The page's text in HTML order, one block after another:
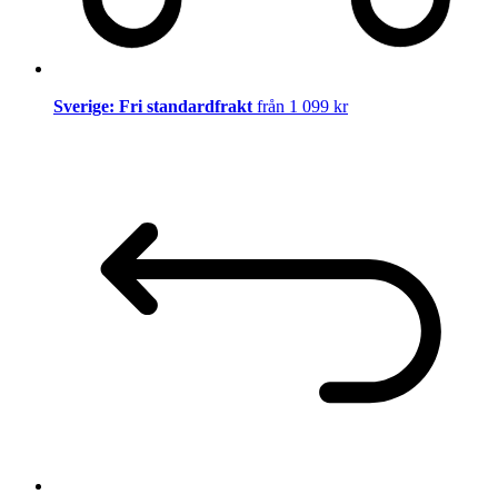
Sverige: Fri standardfrakt från 1 099 kr